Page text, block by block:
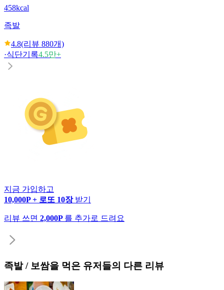
458kcal
족발
4.8(리뷰 880개)
·식단기록4.5만+
지금 가입하고
10,000P + 로또 10장 받기
리뷰 쓰면 2,000P 를 추가로 드려요
족발 / 보쌈을 먹은 유저들의 다른 리뷰